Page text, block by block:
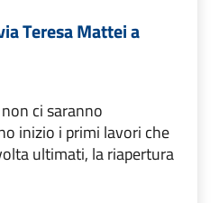
Teresa Mattei a
ci saranno
inizio i primi lavori che
ultimati, la riapertura